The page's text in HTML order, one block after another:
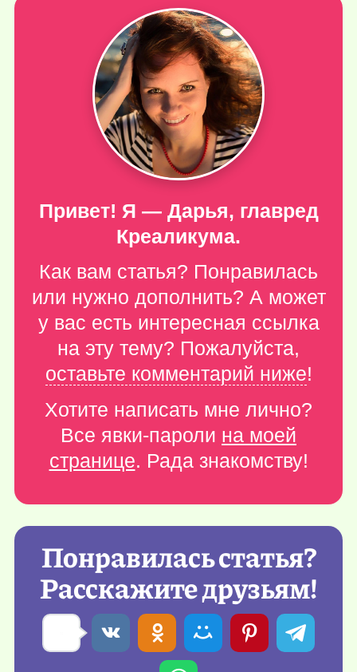
Привет! Я — Дарья, главред
Креаликума.
Как вам статья? Понравилась
или нужно дополнить? А может
у вас есть интересная ссылка
на эту тему? Пожалуйста,
оставьте комментарий ниже!
Хотите написать мне лично?
Все явки-пароли на моей
странице. Рада знакомству!
Понравилась статья?
Расскажите друзьям!